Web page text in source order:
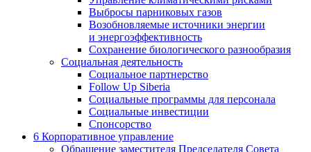
Выбросы парниковых газов
Возобновляемые источники энергии
и энергоэффективность
Сохранение биологического разнообразия
Социальная деятельность
Социальное партнерство
Follow Up Siberia
Социальные программы для персонала
Социальные инвестиции
Спонсорство
6 Корпоративное управление
Обращение заместителя Председателя Совета